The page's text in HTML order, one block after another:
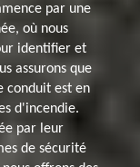
par une
où nous
identifier et
assurons que
conduit est en
d'incendie.
par leur
de sécurité